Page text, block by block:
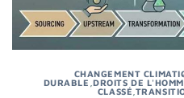
CHANGEMENT
DURABLE ,DROITS DE
CLASSÉ